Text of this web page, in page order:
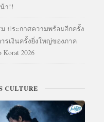
า!!
ประกาศความพร้อมอีกครั้ง
รเงินครั้งยิ่งใหญ่ของภาค
2026
CULTURE